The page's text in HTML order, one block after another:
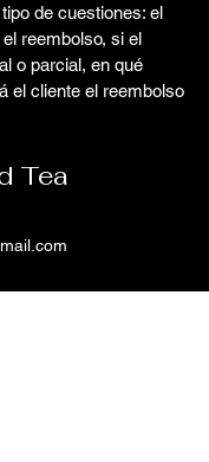
de cuestiones: el
reembolso, si el
o parcial, en qué
el cliente el reembolso
Tea